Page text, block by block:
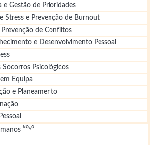
e Gestão de Prioridades
Stress e Prevenção de Burnout
Prevenção de Conflitos
e Desenvolvimento Pessoal
Socorros Psicológicos
em Equipa
e Planeamento
ᴺᴼⱽᴼ